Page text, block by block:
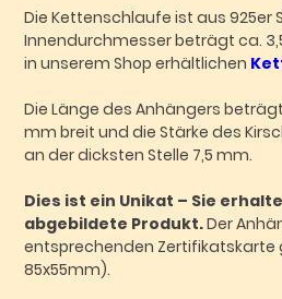
Die Kettenschlaufe ist aus 925er
Innendurchmesser beträgt ca.
in unserem Shop erhältlichen
Die Länge des Anhängers
mm breit und die Stärke des
an der dicksten Stelle 7,5 mm.
Dies ist ein Unikat – Sie
abgebildete Produkt.Der
entsprechenden Zertifikatskarte
85x55mm).